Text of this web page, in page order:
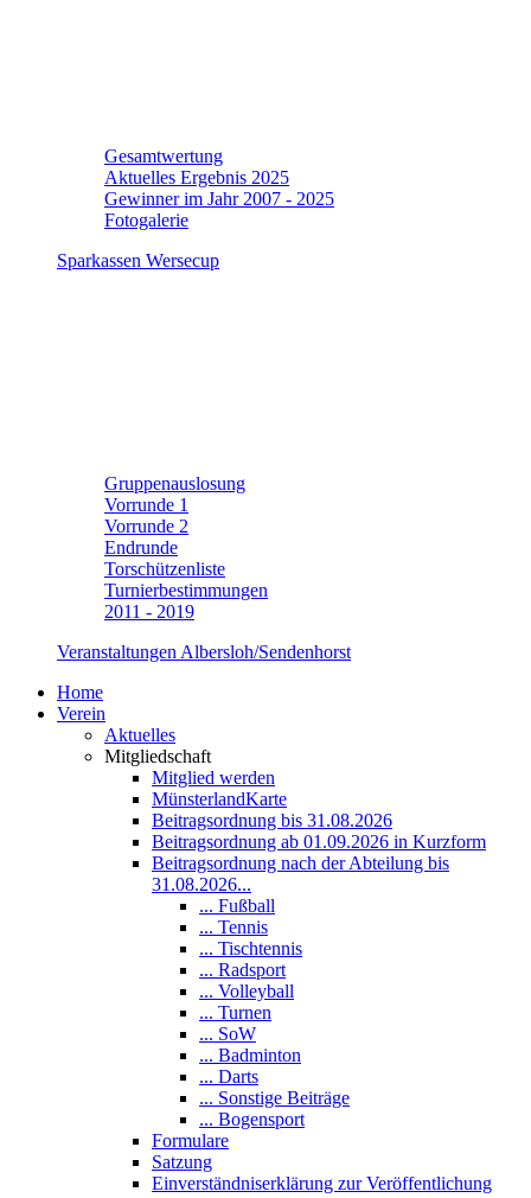
Gesamtwertung
Aktuelles Ergebnis 2025
Gewinner im Jahr 2007 - 2025
Fotogalerie
Sparkassen Wersecup
Gruppenauslosung
Vorrunde 1
Vorrunde 2
Endrunde
Torschützenliste
Turnierbestimmungen
2011 - 2019
Veranstaltungen Albersloh/Sendenhorst
Home
Verein
Aktuelles
Mitgliedschaft
Mitglied werden
MünsterlandKarte
Beitragsordnung bis 31.08.2026
Beitragsordnung ab 01.09.2026 in Kurzform
Beitragsordnung nach der Abteilung bis
31.08.2026...
... Fußball
... Tennis
... Tischtennis
... Radsport
... Volleyball
... Turnen
... SoW
... Badminton
... Darts
... Sonstige Beiträge
... Bogensport
Formulare
Satzung
Einverständniserklärung zur Veröffentlichung